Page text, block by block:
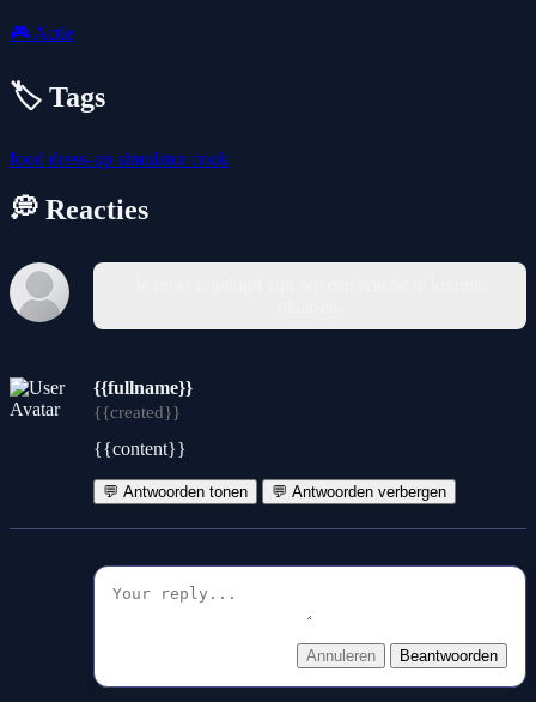
🎮 Actie
🏷️ Tags
food dress-up simulatorcook
💭 Reacties
{{fullname}}
{{created}}
{{content}}
💬 Antwoorden tonen 💬 Antwoorden verbergen
Annuleren Beantwoorden